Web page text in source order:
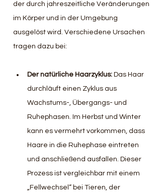
der durch jahreszeitliche Veränderungen
im Körper und in der Umgebung
ausgelöst wird. Verschiedene Ursachen
tragen dazu bei:
Der natürliche Haarzyklus: Das Haar
durchläuft einen Zyklus aus
Wachstums-, Übergangs- und
Ruhephasen. Im Herbst und Winter
kann es vermehrt vorkommen, dass
Haare in die Ruhephase eintreten
und anschließend ausfallen. Dieser
Prozess ist vergleichbar mit einem
„Fellwechsel“ bei Tieren, der